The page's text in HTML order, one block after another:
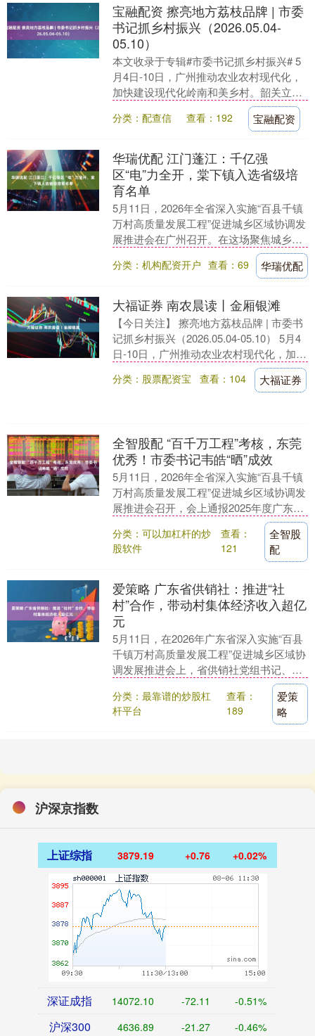
宝融配资 擦亮地方荔枝品牌 | 市委
书记抓乡村振兴（2026.05.04-
05.10）
本文收录于专辑#市委书记抓乡村振兴# 5
月4日-10日，广州推动农业农村现代化，
加快建设现代化岭南和美乡村。韶关立足
生态资源禀赋，推动油茶全产业链发展。
汕尾推进....
分类：配查信 查看：192 宝融配资
华瑞优配 江门蓬江：千亿强
区“电”力全开，棠下镇入选省级培
育名单
5月11日，2026年全省深入实施“百县千镇
万村高质量发展工程”促进城乡区域协调发
展推进会在广州召开。在这场聚焦城乡区
域协调发展，兼具“三年成效大考”与吹
响“五....
分类：机构配资开户 查看：69 华瑞优配
大福证券 南农晨读丨金厢银滩
【今日关注】 擦亮地方荔枝品牌 | 市委书
记抓乡村振兴（2026.05.04-05.10） 5月4
日-10日，广州推动农业农村现代化，加快
分类：股票配资宝 查看：104 大福证券
全智股配 “百千万工程”考核，东莞
优秀！市委书记韦皓“晒”成效
5月11日，2026年全省深入实施“百县千镇
万村高质量发展工程”促进城乡区域协调发
展推进会召开，会上通报2025年度广东省
实施“百千万工程”考核评价结果，东莞
获....
分类：可以加杠杆的炒
股软件
查看：
121
全智股
配
爱策略 广东省供销社：推进“社
村”合作，带动村集体经济收入超亿
元
5月11日，在2026年广东省深入实施“百县
千镇万村高质量发展工程”促进城乡区域协
调发展推进会上，省供销社党组书记、理
事会主任叶梅芬汇报了推进“社村”合作助
力新....
分类：最靠谱的炒股杠
杆平台
查看：
189
爱策
略
沪深京指数
上证综指 3879.19 +0.76 +0.02%
深证成指 14072.10 -72.11 -0.51%
沪深300 4636.89 -21.27 -0.46%